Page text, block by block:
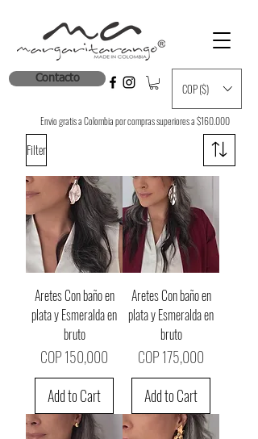
Contacto
COP ($)
Envio gratis a Colombia por compras superiores a $160.000
Filter
Aretes Con baño en
plata y Esmeralda en
bruto
Price
COP 150,000
Add to Cart
Aretes Con baño en
plata y Esmeralda en
bruto
Price
COP 175,000
Add to Cart